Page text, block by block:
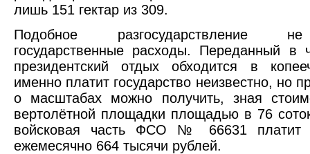
лишь 151 гектар из 309.
Подобное разгосударствление
государственные расходы. Переданный в
президентский отдых обходится в
именно платит государство неизвестно, но
о масштабах можно получить, зная
вертолётной площадки площадью в 76
войсковая часть ФСО № 66631 платит
ежемесячно 664 тысячи рублей.